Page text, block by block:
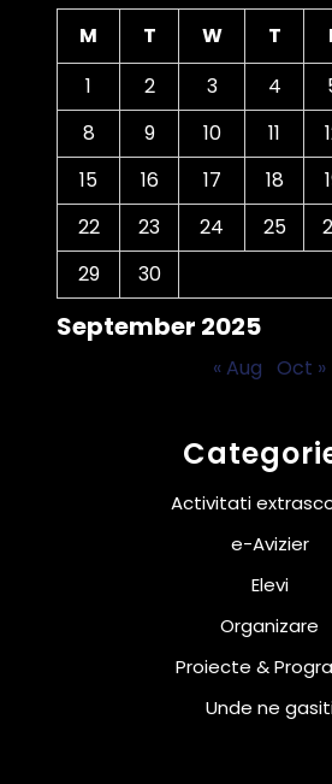
September 2025
M T W T
1
2 3 4
8
9 10 11
15
16 17 18
22
23 24 25
29
30
« Aug Oct »
Activitati
e-Avizier
Elevi
Organizare
Proiecte &
Unde ne